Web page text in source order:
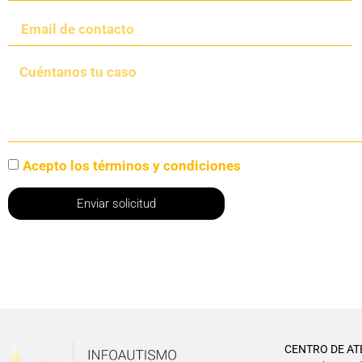
Acepto los términos y condiciones
Enviar solicitud
CENTRO DE